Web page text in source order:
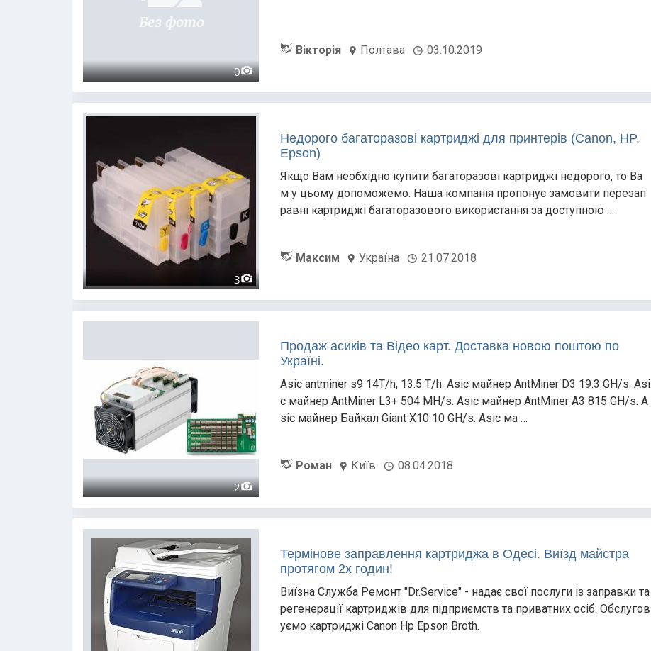
0
Вікторія Полтава 03.10.2019
3
Недорого багаторазові картриджі для принтерів (Canon, HP,
Epson)
Якщо Вам необхідно купити багаторазові картриджі недорого, то Ва
м у цьому допоможемо. Наша компанія пропонує замовити перезап
равні картриджі багаторазового використання за доступною …
Максим Україна 21.07.2018
2
Продаж асиків та Відео карт. Доставка новою поштою по
Україні.
Asic antminer s9 14T/h, 13.5 T/h. Asic майнер AntMiner D3 19.3 GH/s. Asi
c майнер AntMiner L3+ 504 MH/s. Asic майнер AntMiner A3 815 GH/s. A
sic майнер Байкал Giant X10 10 GH/s. Asic ма …
Роман Київ 08.04.2018
Термінове заправлення картриджа в Одесі. Виїзд майстра
протягом 2х годин!
Виїзна Служба Ремонт "Dr.Service" - надає свої послуги із заправки та
регенерації картриджів для підприємств та приватних осіб. Обслугов
уємо картриджі Canon Hp Epson Broth.